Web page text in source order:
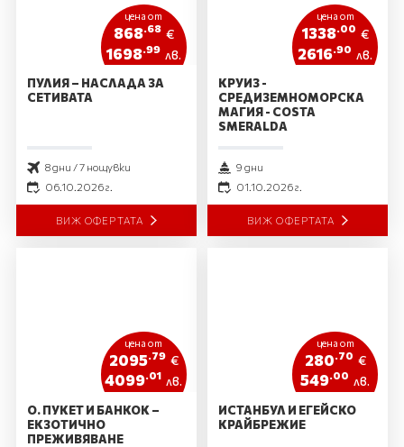
цена от
868.68 €
1698.99 лв.
ПУЛИЯ – НАСЛАДА ЗА
СЕТИВАТА
8 дни / 7 нощувки
06.10.2026 г.
ВИЖ ОФЕРТАТА
цена от
1338.00 €
2616.90 лв.
КРУИЗ -
СРЕДИЗЕМНОМОРСКА
МАГИЯ - COSTA
SMERALDA
9 дни
01.10.2026 г.
ВИЖ ОФЕРТАТА
цена от
2095 .79 €
4099.01 лв.
О. ПУКЕТ И БАНКОК –
ЕКЗОТИЧНО
ПРЕЖИВЯВАНЕ
цена от
280 .70 €
549.00 лв.
ИСТАНБУЛ И ЕГЕЙСКО
КРАЙБРЕЖИЕ